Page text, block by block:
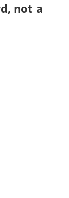
not a